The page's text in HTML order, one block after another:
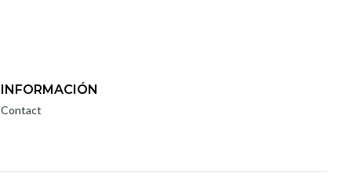
INFORMACIÓN
Contact